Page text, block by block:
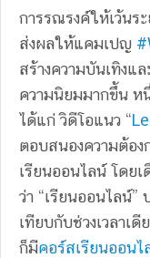
การรณรงค์ให้เว้นร
ส่งผลให้แคมเปญ
สร้างความบันเทิงแ
ความนิยมมากขึ้น ห
ได้แก่ วิดีโอแนว “
ตอบสนองความต้อง
เรียนออนไลน์ โดย
ว่า “เรียนออนไลน์
เทียบกับช่วงเวลาเ
ก็มีคอร์สเรียนออนไ